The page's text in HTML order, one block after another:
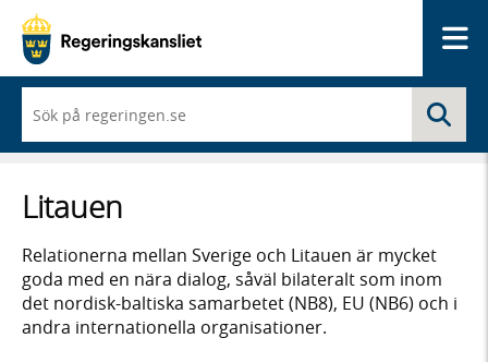
du
börjar
skriva
framträder
en
med
sökförslag
Litauen
Relationerna mellan Sverige och Litauen är mycket
goda med en nära dialog, såväl bilateralt som inom
det nordisk-baltiska samarbetet (NB8), EU (NB6) och i
andra internationella organisationer.